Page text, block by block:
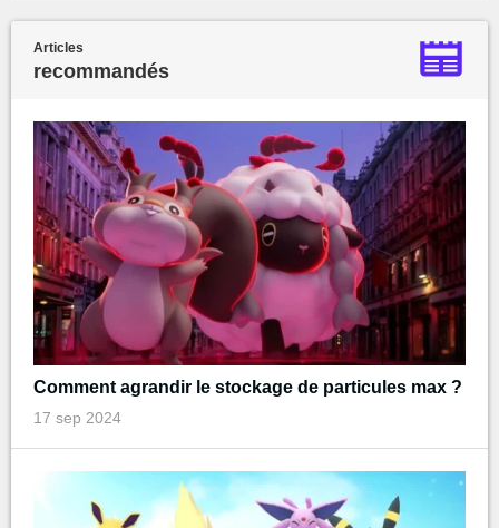
Articles
recommandés
Comment agrandir le stockage de particules max ?
17 sep 2024